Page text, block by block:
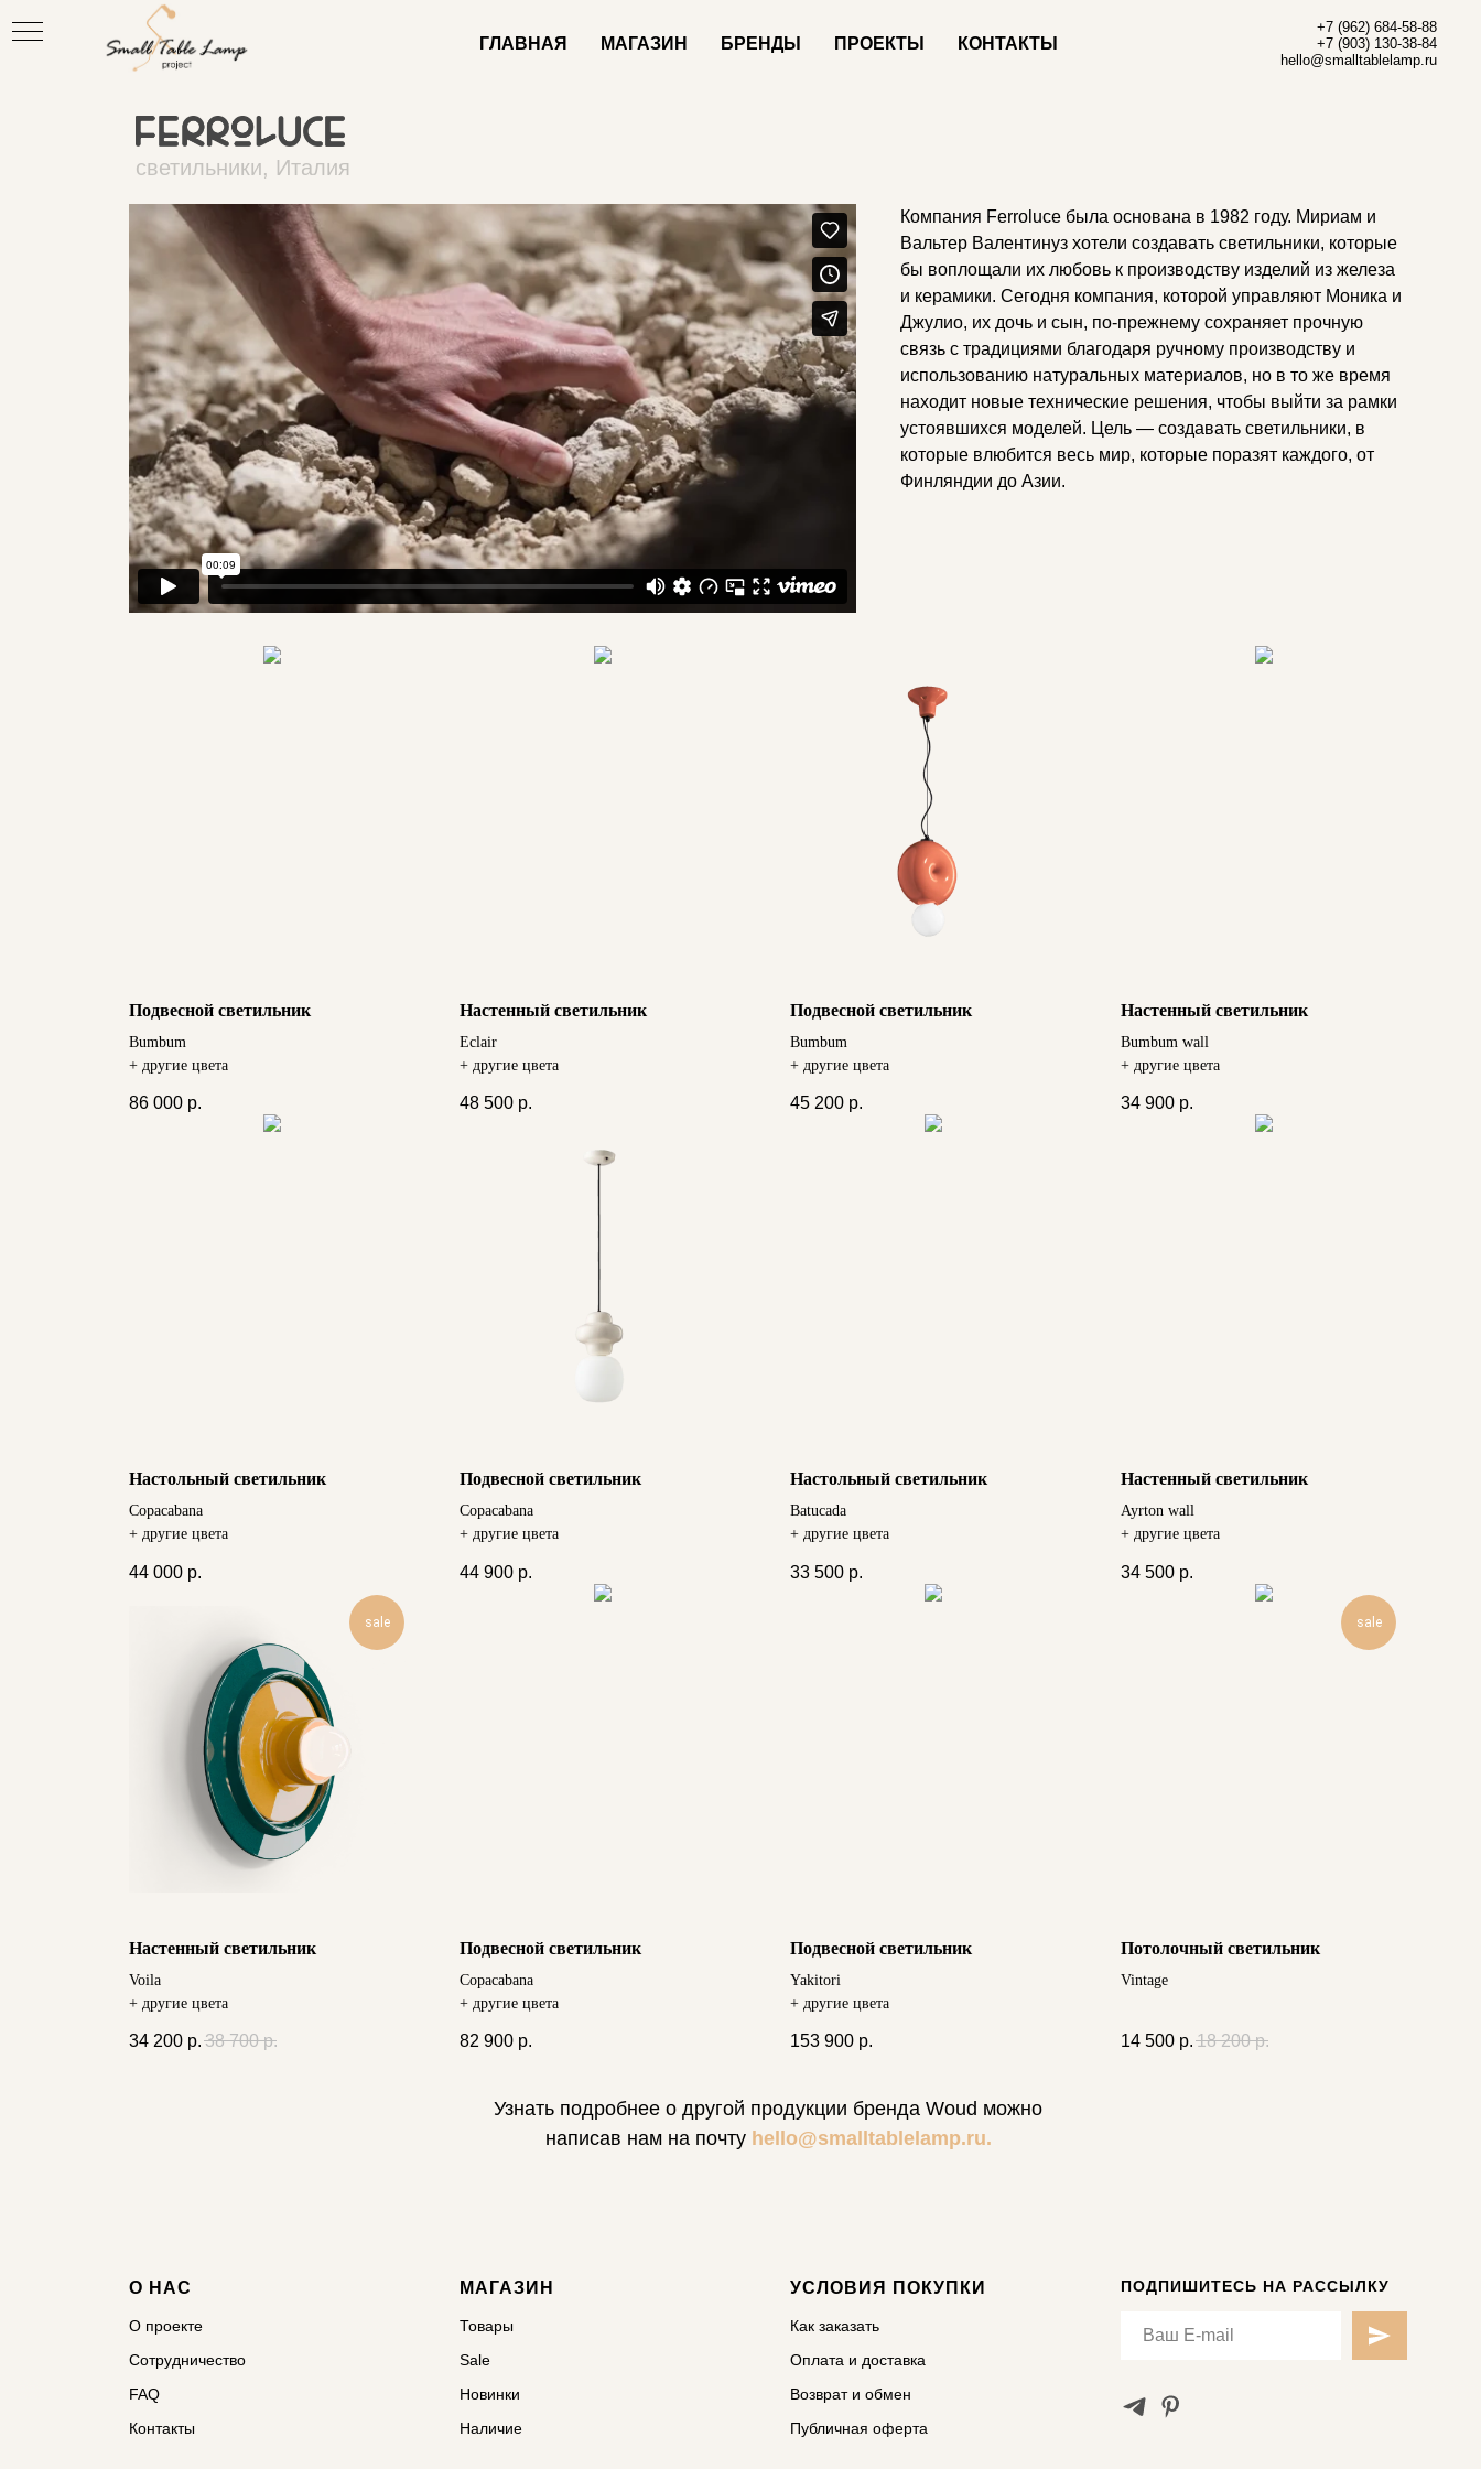
ГЛАВНАЯ МАГАЗИН БРЕНДЫ ПРОЕКТЫ КОНТАКТЫ
+7 (962) 684-58-88
+7 (903) 130-38-84
hello@smalltablelamp.ru
светильники, Италия
Компания Ferroluce была основана в 1982 году. Мириам и
Вальтер Валентинуз хотели создавать светильники, которые
бы воплощали их любовь к производству изделий из железа
и керамики. Сегодня компания, которой управляют Моника и
Джулио, их дочь и сын, по-прежнему сохраняет прочную
связь с традициями благодаря ручному производству и
использованию натуральных материалов, но в то же время
находит новые технические решения, чтобы выйти за рамки
устоявшихся моделей. Цель — создавать светильники, в
которые влюбится весь мир, которые поразят каждого, от
Финляндии до Азии.
Подвесной светильник
Bumbum
+ другие цвета
86 000 р.
Настенный светильник
Eclair
+ другие цвета
48 500 р.
Подвесной светильник
Bumbum
+ другие цвета
45 200 р.
Настенный светильник
Bumbum wall
+ другие цвета
34 900 р.
Настольный светильник
Сopacabana
+ другие цвета
44 000 р.
Подвесной светильник
Сopacabana
+ другие цвета
44 900 р.
Настольный светильник
Batucada
+ другие цвета
33 500 р.
Настенный светильник
Ayrton wall
+ другие цвета
34 500 р.
sale
Настенный светильник
Voila
+ другие цвета
34 200 р. 38 700 р.
Подвесной светильник
Сopacabana
+ другие цвета
82 900 р.
Подвесной светильник
Yakitori
+ другие цвета
153 900 р.
sale
Потолочный светильник
Vintage
14 500 р. 18 200 р.
Узнать подробнее о другой продукции бренда Woud можно
написав нам на почту hello@smalltablelamp.ru.
О НАС
О проекте
Сотрудничество
FAQ
Контакты
МАГАЗИН
Товары
Sale
Новинки
Наличие
УСЛОВИЯ ПОКУПКИ
Как заказать
Оплата и доставка
Возврат и обмен
Публичная оферта
ПОДПИШИТЕСЬ НА РАССЫЛКУ